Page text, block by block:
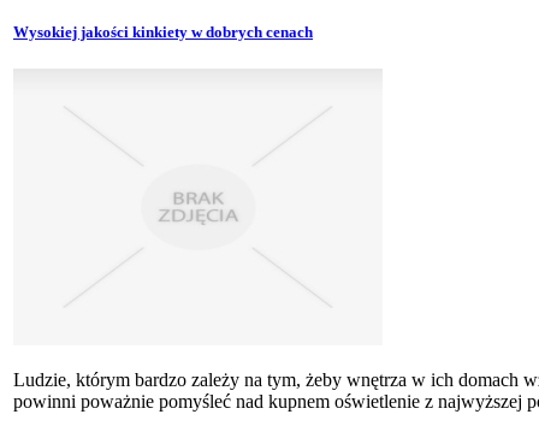
Wysokiej jakości kinkiety w dobrych cenach
Ludzie, którym bardzo zależy na tym, żeby wnętrza w ich domach
powinni poważnie pomyśleć nad kupnem oświetlenie z najwyższej